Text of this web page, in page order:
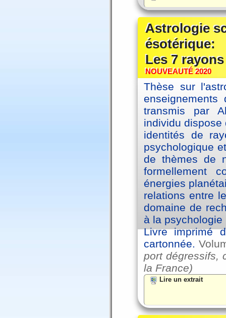
Astrologie
ésotérique:
Les 7
NOUVEAUTÉ 2020
Thèse sur
transmis par
individu
identités de
psychologique
de thèmes de
formellement
énergies
relations entre
domaine de
à la
Livre imprimé
cartonnée.
port dégressifs,
la France)
Lire un extrait